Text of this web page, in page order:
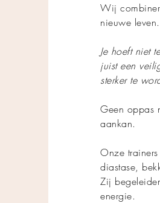
Wij
nieuwe leven.
Je hoeft niet
juist een
sterker te
Geen oppas
aankan.
Onze
diastase,
Zij
energie.